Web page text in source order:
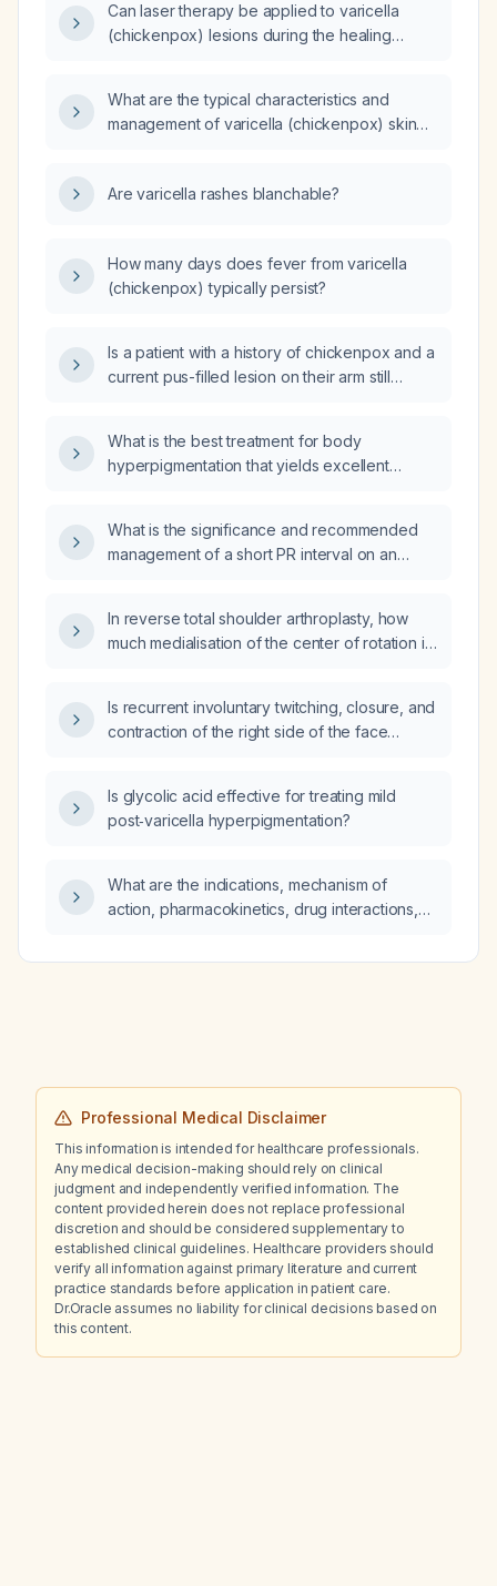
Can laser therapy be applied to varicella
(chickenpox) lesions during the healing
What are the typical characteristics and
management of varicella (chickenpox) skin
Are varicella rashes blanchable?
How many days does fever from varicella
(chickenpox) typically persist?
Is a patient with a history of chickenpox and a
current pus-filled lesion on their arm still
What is the best treatment for body
hyperpigmentation that yields excellent
What is the significance and recommended
management of a short PR interval on an
In reverse total shoulder arthroplasty, how
much medialisation of the center of rotation is
and external rotation?
Is recurrent involuntary twitching, closure, and
contraction of the right side of the face
Is glycolic acid effective for treating mild
post‑varicella hyperpigmentation?
What are the indications, mechanism of
action, pharmacokinetics, drug interactions,
pathways and genes, side effects, and
Professional Medical Disclaimer
This information is intended for healthcare professionals.
Any medical decision-making should rely on clinical
judgment and independently verified information. The
content provided herein does not replace professional
discretion and should be considered supplementary to
established clinical guidelines. Healthcare providers should
verify all information against primary literature and current
practice standards before application in patient care.
Dr.Oracle assumes no liability for clinical decisions based on
this content.